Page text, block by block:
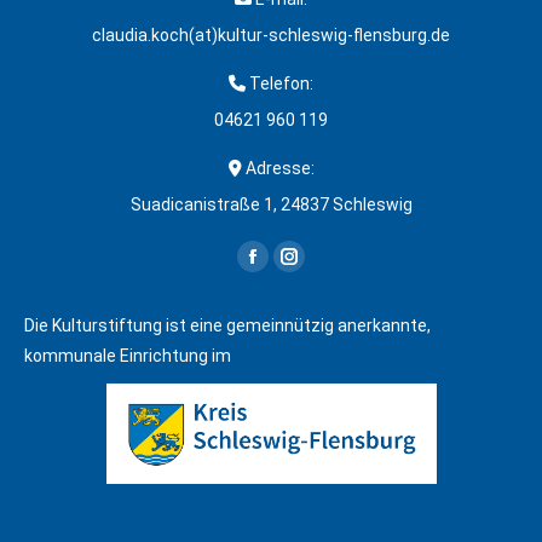
claudia.koch(at)kultur-schleswig-flensburg.de
Telefon:
04621 960 119
Adresse:
Suadicanistraße 1, 24837 Schleswig
Facebook
opens
window
Instagram
opens
window
Die Kulturstiftung ist eine gemeinnützig anerkannte,
kommunale Einrichtung im